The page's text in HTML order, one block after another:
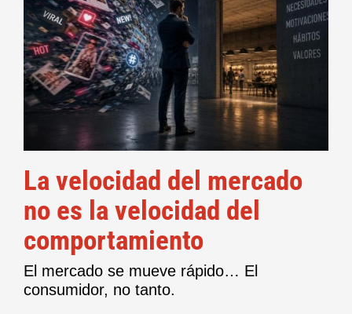
La velocidad del mercado
no es la velocidad del
comportamiento
El mercado se mueve rápido… El
consumidor, no tanto.